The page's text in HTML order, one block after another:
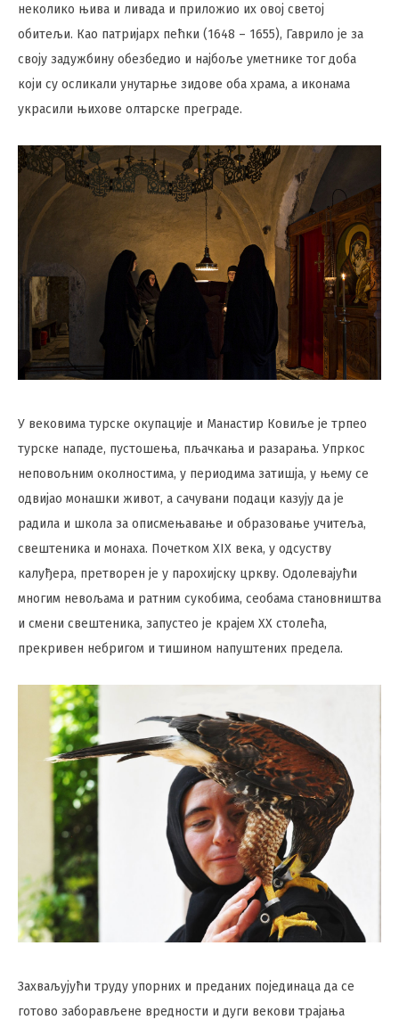
неколико њива и ливада и приложио их овој светој
обитељи. Као патријарх пећки (1648 – 1655), Гаврило је за
своју задужбину обезбедио и најбоље уметнике тог доба
који су осликали унутарње зидове оба храма, а иконама
украсили њихове олтарске преграде.
У вековима турске окупације и Манастир Ковиље је трпео
турске нападе, пустошења, пљачкања и разарања. Упркос
неповољним околностима, у периодима затишја, у њему се
одвијао монашки живот, а сачувани подаци казују да је
радила и школа за описмењавање и образовање учитеља,
свештеника и монаха. Почетком XIX века, у одсуству
калуђера, претворен је у парохијску цркву. Одолевајући
многим невољама и ратним сукобима, сеобама становништва
и смени свештеника, запустео је крајем XX столећа,
прекривен небригом и тишином напуштених предела.
Захваљујући труду упорних и преданих појединаца да се
готово заборављене вредности и дуги векови трајања